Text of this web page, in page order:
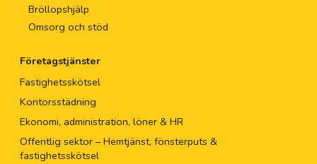
Bröllopshjälp
Omsorg och stöd
Företagstjänster
Fastighetsskötsel
Kontorsstädning
Ekonomi, administration, löner & HR
Offentlig sektor – Hemtjänst, fönsterputs &
fastighetsskötsel